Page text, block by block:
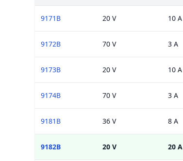
9171B 20 V 10 A
9172B 70 V 3 A
9173B 20 V 10 A
9174B 70 V 3 A
9181B 36 V 8 A
9182B 20 V 20 A